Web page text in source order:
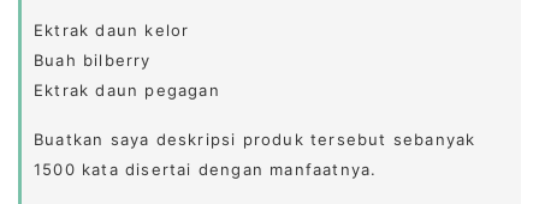
Ektrak daun kelor
Buah bilberry
Ektrak daun pegagan
Buatkan saya deskripsi produk tersebut sebanyak
1500 kata disertai dengan manfaatnya.